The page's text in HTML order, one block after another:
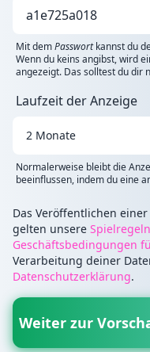
Mit demPasswortkannst du
Wenn du keins angibst, wird
angezeigt. Das solltest du dir
Laufzeit der Anzeige
Normalerweise bleibt die
beeinflussen, indem du eine
Das Veröffentlichen
gelten unsere Spielregeln
Geschäftsbedingungen
Verarbeitung deiner
Datenschutzerklärung.